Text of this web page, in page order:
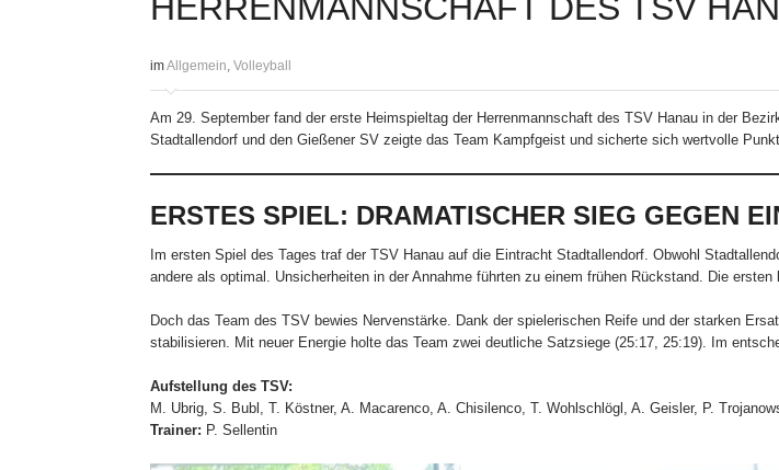
imAllgemein, Volleyball
Am 29. September fand der erste Heimspieltag der Herrenmannschaft des TSV Hanau in der
Stadtallendorf und den Gießener SV zeigte das Team Kampfgeist und sicherte sich wertvolle
ERSTES SPIEL: DRAMATISCHER SIEG GEGEN
Im ersten Spiel des Tages traf der TSV Hanau auf die Eintracht Stadtallendorf. Obwohl
andere als optimal. Unsicherheiten in der Annahme führten zu einem frühen Rückstand. Die
Doch das Team des TSV bewies Nervenstärke. Dank der spielerischen Reife und der starken
stabilisieren. Mit neuer Energie holte das Team zwei deutliche Satzsiege (25:17, 25:19). Im
Aufstellung des TSV:
M. Ubrig, S. Bubl, T. Köstner, A. Macarenco, A. Chisilenco, T. Wohlschlögl, A. Geisler, P.
Trainer: P. Sellentin